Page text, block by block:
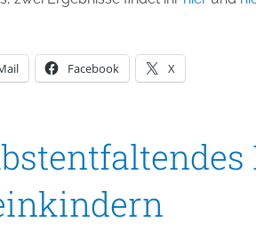
Facebook X